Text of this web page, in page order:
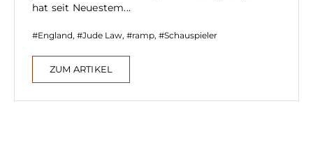
hat seit Neuestem...
England, Jude Law, ramp, Schauspieler
ZUM ARTIKEL